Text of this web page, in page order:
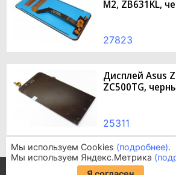
M2, ZB631KL,
27823
Дисплей Asus
ZC500TG,
25311
Информация для
Мы используем Cookies (подробнее).
Мы используем Яндекс.Метрика